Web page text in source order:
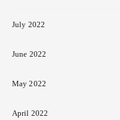
July 2022
June 2022
May 2022
April 2022